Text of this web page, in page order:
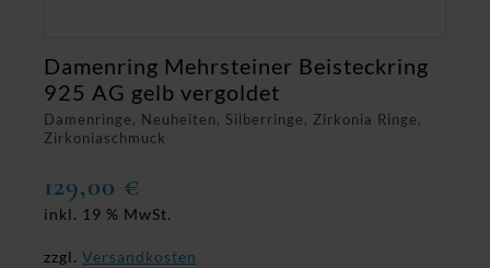
Damenringe, Neuheiten, Silberringe, Zirkonia Ringe,
Zirkoniaschmuck
Damenring Mehrsteiner Beisteckring
925 AG gelb vergoldet
129,00 €
inkl. 19 % MwSt.
zzgl. Versandkosten